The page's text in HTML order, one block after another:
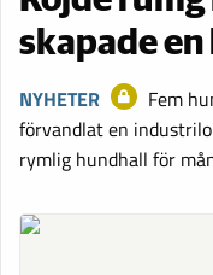
skapade en
NYHETER
Fem
förvandlat en
rymlig hundhall för